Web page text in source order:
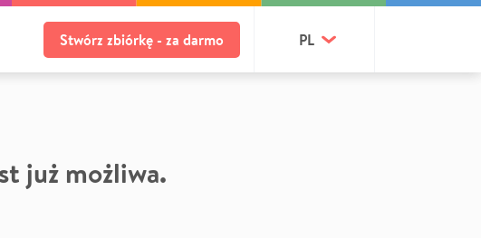
Stwórz zbiórkę - za darmo PL
już możliwa.